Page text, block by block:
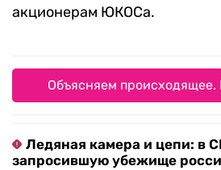
акционерам ЮКОСа.
Объясняем происходящее.
Ледяная камера и цепи: в
запросившую убежище